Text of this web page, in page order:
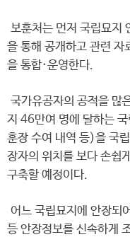
보훈처는 먼저 국립묘지
을 통해 공개하고 관련 자
을 통합·운영한다.
국가유공자의 공적을 많
지 46만여 명에 달하는
훈장 수여 내역 등)을 국
장자의 위치를 보다 손쉽
구축할 예정이다.
어느 국립묘지에 안장되
등 안장정보를 신속하게